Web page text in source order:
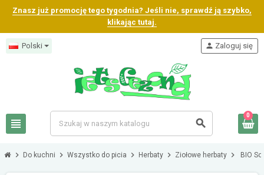
Znasz już promocję tego tygodnia? Jeśli nie, sprawdź ją szybko,
klikając tutaj.
Polski
view_headline search
person Zaloguj się
0
chevron_right Do kuchni chevron_right Wszystko do picia chevron_right Herbaty chevron_right Ziołowe herbaty chevron_right BIO